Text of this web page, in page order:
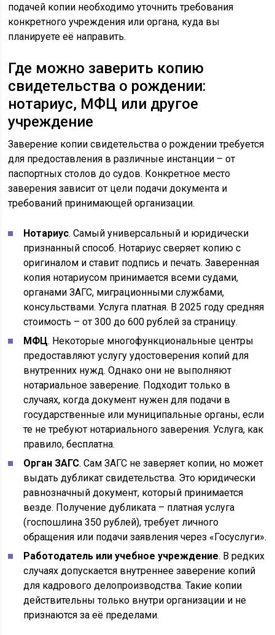
подачей копии необходимо уточнить требования
конкретного учреждения или органа, куда вы
планируете её направить.
Где можно заверить копию
свидетельства о рождении:
нотариус, МФЦ или другое
учреждение
Заверение копии свидетельства о рождении требуется
для предоставления в различные инстанции – от
паспортных столов до судов. Конкретное место
заверения зависит от цели подачи документа и
требований принимающей организации.
Нотариус. Самый универсальный и юридически
признанный способ. Нотариус сверяет копию с
оригиналом и ставит подпись и печать. Заверенная
копия нотариусом принимается всеми судами,
органами ЗАГС, миграционными службами,
консульствами. Услуга платная. В 2025 году средняя
стоимость – от 300 до 600 рублей за страницу.
МФЦ. Некоторые многофункциональные центры
предоставляют услугу удостоверения копий для
внутренних нужд. Однако они не выполняют
нотариальное заверение. Подходит только в
случаях, когда документ нужен для подачи в
государственные или муниципальные органы, если
те не требуют нотариального заверения. Услуга, как
правило, бесплатна.
Орган ЗАГС. Сам ЗАГС не заверяет копии, но может
выдать дубликат свидетельства. Это юридически
равнозначный документ, который принимается
везде. Получение дубликата – платная услуга
(госпошлина 350 рублей), требует личного
обращения или подачи заявления через «Госуслуги».
Работодатель или учебное учреждение. В редких
случаях допускается внутреннее заверение копий
для кадрового делопроизводства. Такие копии
действительны только внутри организации и не
признаются за её пределами.